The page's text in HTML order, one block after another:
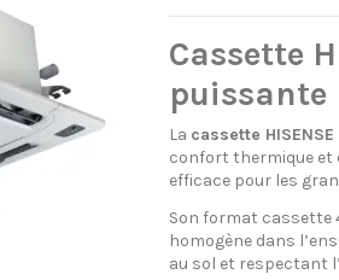
Cassette
La cassette HISENSE
confort thermique et
efficace pour les
Son format cassette
homogène dans
au sol et respectant